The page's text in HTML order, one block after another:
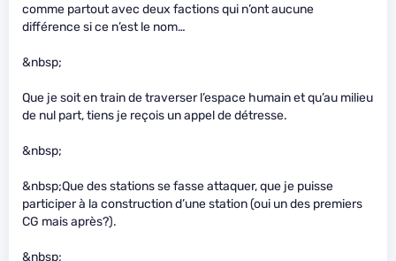
comme partout avec deux factions qui n’ont aucune
différence si ce n’est le nom…
&nbsp;
Que je soit en train de traverser l’espace humain et qu’au milieu
de nul part, tiens je reçois un appel de détresse.
&nbsp;
&nbsp;Que des stations se fasse attaquer, que je puisse
participer à la construction d’une station (oui un des premiers
CG mais après?).
&nbsp;